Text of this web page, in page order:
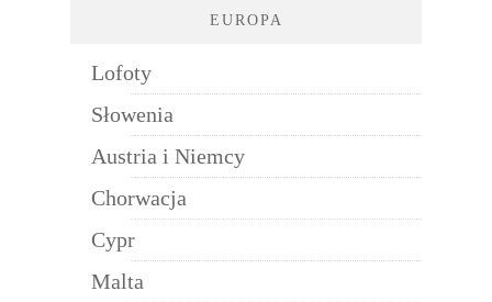
EUROPA
Lofoty
Słowenia
Austria i Niemcy
Chorwacja
Cypr
Malta